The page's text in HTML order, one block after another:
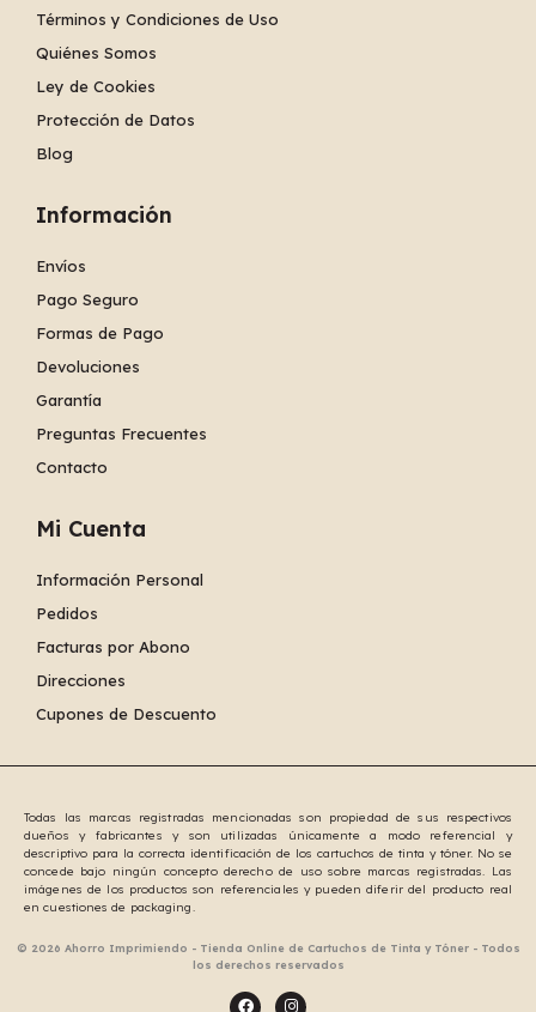
Términos y Condiciones de Uso
Quiénes Somos
Ley de Cookies
Protección de Datos
Blog
Información
Envíos
Pago Seguro
Formas de Pago
Devoluciones
Garantía
Preguntas Frecuentes
Contacto
Mi Cuenta
Información Personal
Pedidos
Facturas por Abono
Direcciones
Cupones de Descuento
Todas las marcas registradas mencionadas son propiedad de sus respectivos
dueños y fabricantes y son utilizadas únicamente a modo referencial y
descriptivo para la correcta identificación de los cartuchos de tinta y tóner. No se
concede bajo ningún concepto derecho de uso sobre marcas registradas. Las
imágenes de los productos son referenciales y pueden diferir del producto real
en cuestiones de packaging.
© 2026 Ahorro Imprimiendo - Tienda Online de Cartuchos de Tinta y Tóner - Todos
los derechos reservados